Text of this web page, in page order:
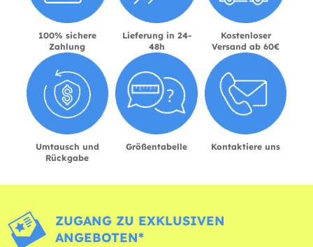
100% sichere
Zahlung
Lieferung in 24-
48h
Kostenloser
Versand ab 60€
Umtausch und
Rückgabe
Größentabelle Kontaktiere uns
ZUGANG ZU EXKLUSIVEN
ANGEBOTEN*